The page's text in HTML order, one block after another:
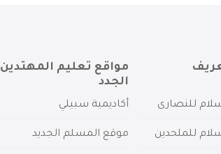
للنصارى
للملحدين
مواقع تعليم المهتدين
الجدد
أكاديمية سبيلي
موقع المسلم الجديد